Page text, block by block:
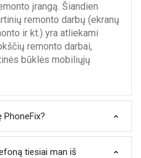
įrangą. Šiandien
remonto darbų (ekranų
ir kt.) yra atliekami
remonto darbai,
būklės mobiliųjų
PhoneFix?
tiesiai man iš